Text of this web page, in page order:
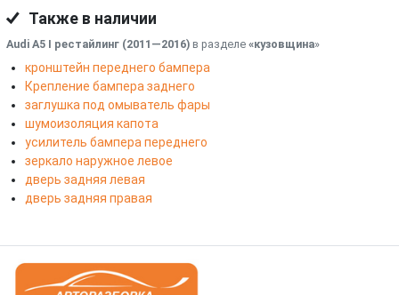
Также в наличии
Audi A5 I рестайлинг (2011—2016) в разделе «кузовщина»
кронштейн переднего бампера
Крепление бампера заднего
заглушка под омыватель фары
шумоизоляция капота
усилитель бампера переднего
зеркало наружное левое
дверь задняя левая
дверь задняя правая